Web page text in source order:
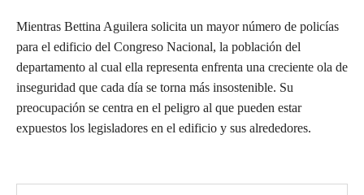
Mientras Bettina Aguilera solicita un mayor número de policías
para el edificio del Congreso Nacional, la población del
departamento al cual ella representa enfrenta una creciente ola de
inseguridad que cada día se torna más insostenible. Su
preocupación se centra en el peligro al que pueden estar
expuestos los legisladores en el edificio y sus alrededores.